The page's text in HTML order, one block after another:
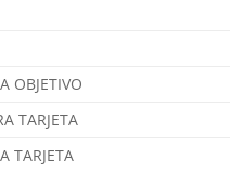
OBJETIVO
TARJETA
TARJETA